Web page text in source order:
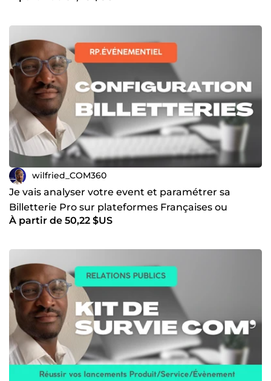
wilfried_COM360
Je vais analyser votre event et paramétrer sa
Billetterie Pro sur plateformes Françaises ou
Ticketmaster
À partir de 50,22 $US